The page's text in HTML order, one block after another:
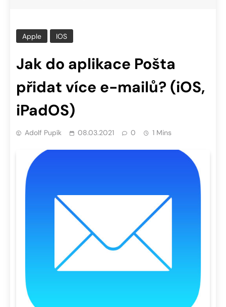
Apple IOS
Jak do aplikace Pošta
přidat více e-mailů? (iOS,
iPadOS)
Adolf Pupík 08.03.2021 0 1 Mins